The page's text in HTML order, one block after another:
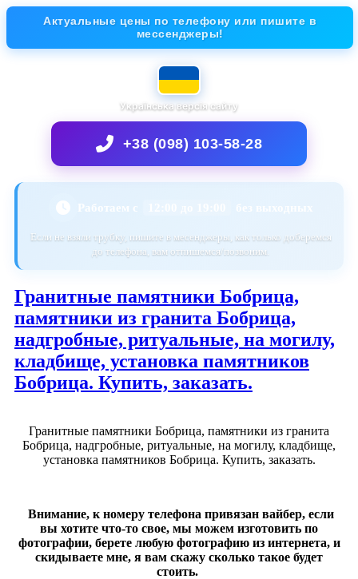
Актуальные цены по телефону или пишите в
мессенджеры!
Українська версія сайту
+38 (098) 103-58-28
Работаем с без выходных
Если не взяли трубку, пишите в месенджеры, как только доберемся
до телефона, вам отпишемся/позвоним.
Гранитные памятники Бобрица,
памятники из гранита Бобрица,
надгробные, ритуальные, на могилу,
кладбище, установка памятников
Бобрица. Купить, заказать.
Гранитные памятники Бобрица, памятники из гранита
Бобрица, надгробные, ритуальные, на могилу, кладбище,
установка памятников Бобрица. Купить, заказать.
Внимание, к номеру телефона привязан вайбер, если
вы хотите что-то свое, мы можем изготовить по
фотографии, берете любую фотографию из интернета, и
скидываете мне, я вам скажу сколько такое будет
стоить.